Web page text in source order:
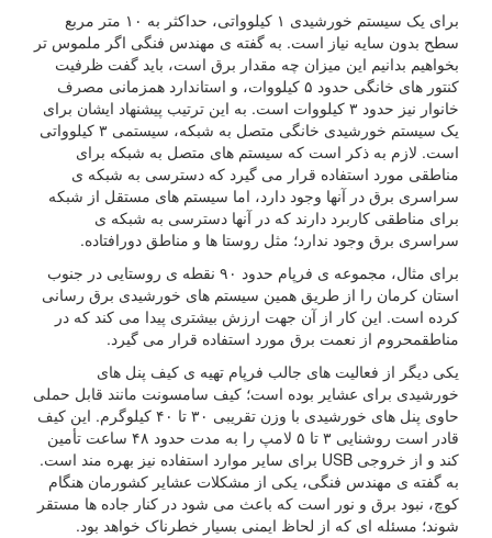
برای یک سیستم خورشیدی ۱ کیلوواتی، حداکثر به ۱۰ متر مربع
سطح بدون سایه نیاز است. به گفته ی مهندس فنگی اگر ملموس تر
بخواهیم بدانیم این میزان چه مقدار برق است، باید گفت ظرفیت
کنتور های خانگی حدود ۵ کیلووات، و استاندارد همزمانی مصرف
خانوار نیز حدود ۳ کیلووات است. به این ترتیب پیشنهاد ایشان برای
یک سیستم خورشیدی خانگی متصل به شبکه، سیستمی ۳ کیلوواتی
است. لازم به ذکر است که سیستم های متصل به شبکه برای
مناطقی مورد استفاده قرار می گیرد که دسترسی به شبکه ی
سراسری برق در آنها وجود دارد، اما سیستم های مستقل از شبکه
برای مناطقی کاربرد دارند که در آنها دسترسی به شبکه ی
سراسری برق وجود ندارد؛ مثل روستا ها و مناطق دورافتاده.
برای مثال، مجموعه ی فرپام حدود ۹۰ نقطه ی روستایی در جنوب
استان کرمان را از طریق همین سیستم های خورشیدی برق رسانی
کرده است. این کار از آن جهت ارزش بیشتری پیدا می کند که در
مناطقمحروم از نعمت برق مورد استفاده قرار می گیرد.
یکی دیگر از فعالیت های جالب فرپام تهیه ی کیف پنل های
خورشیدی برای عشایر بوده است؛ کیف سامسونت مانند قابل حملی
حاوی پنل های خورشیدی با وزن تقریبی ۳۰ تا ۴۰ کیلوگرم. این کیف
قادر است روشنایی ۳ تا ۵ لامپ را به مدت حدود ۴۸ ساعت تأمین
کند و از خروجی USB برای سایر موارد استفاده نیز بهره مند است.
به گفته ی مهندس فنگی، یکی از مشکلات عشایر کشورمان هنگام
کوچ، نبود برق و نور است که باعث می شود در کنار جاده ها مستقر
شوند؛ مسئله ای که از لحاظ ایمنی بسیار خطرناک خواهد بود.